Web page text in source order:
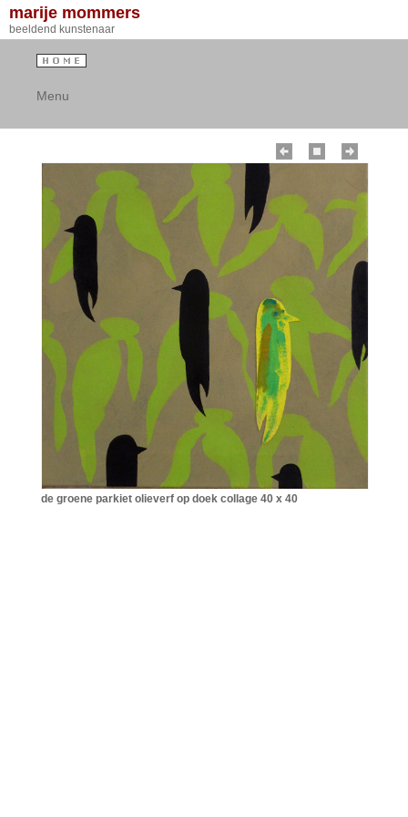
marije mommers
beeldend kunstenaar
Menu
de groene parkiet olieverf op doek collage 40 x 40